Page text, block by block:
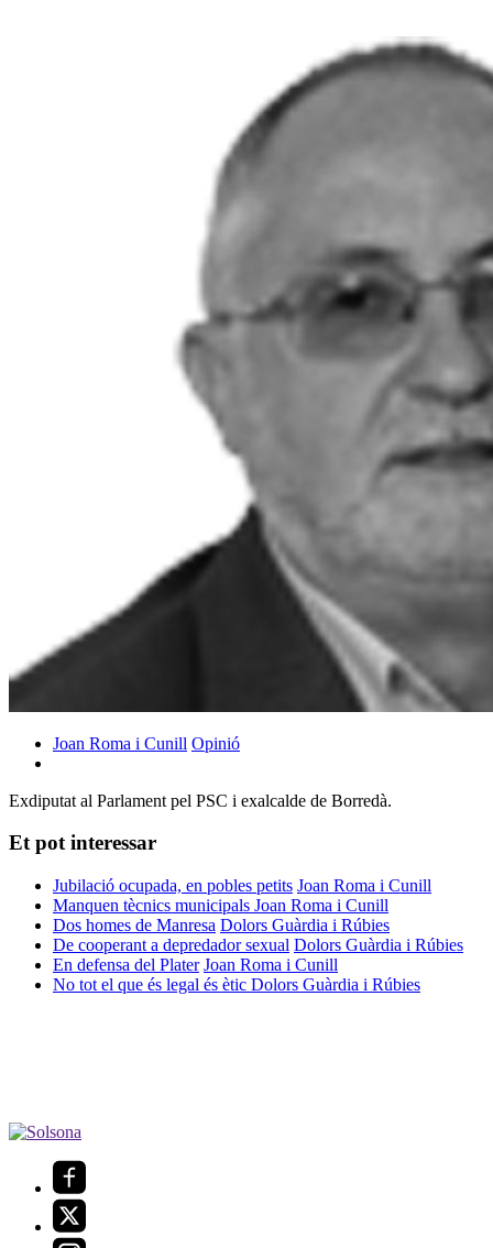
Joan Roma i Cunill Opinió
Exdiputat al Parlament pel PSC i exalcalde de Borredà.
Et pot interessar
Jubilació ocupada, en pobles petits Joan Roma i Cunill
Manquen tècnics municipals Joan Roma i Cunill
Dos homes de Manresa Dolors Guàrdia i Rúbies
De cooperant a depredador sexual Dolors Guàrdia i Rúbies
En defensa del Plater Joan Roma i Cunill
No tot el que és legal és ètic Dolors Guàrdia i Rúbies